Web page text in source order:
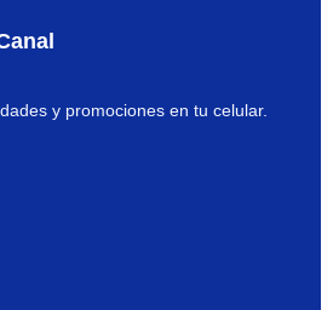
y promociones en tu celular.